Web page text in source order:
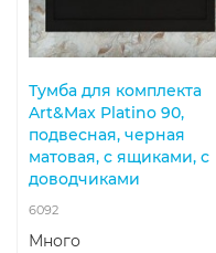
Тумба для комплекта
Art&Max Platino 90,
подвесная, черная
матовая, с ящиками, с
доводчиками
6092
Много